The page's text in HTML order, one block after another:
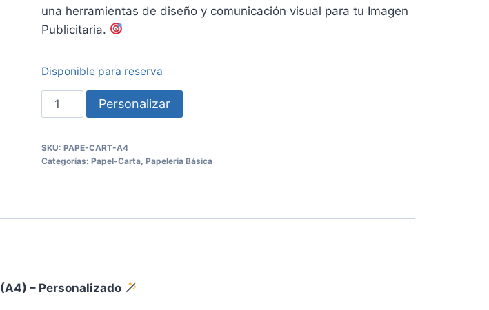
una herramientas de diseño y comunicación visual para tu Imagen
Publicitaria.
Disponible para reserva
Papel
Carta
(A4)
Personalizar
SKU: PAPE-CART-A4
Categorías: Papel-Carta, Papelería Básica
(A4) – Personalizado